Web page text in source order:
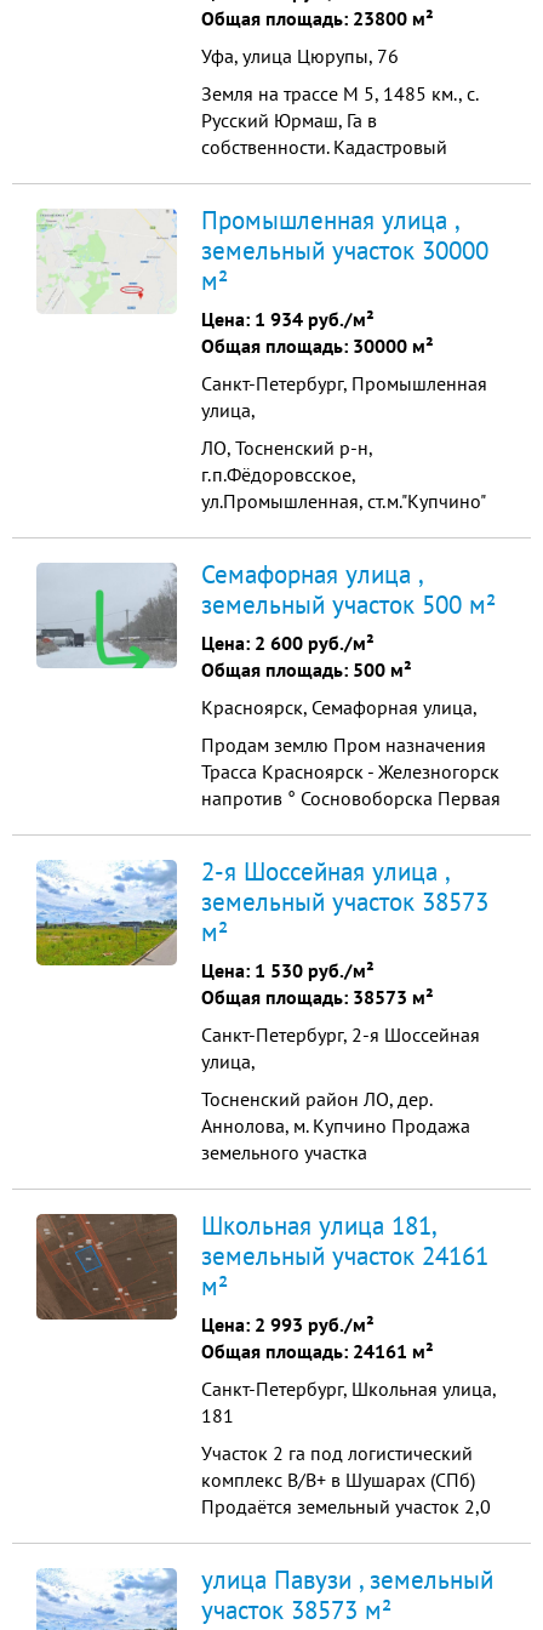
02:36:180701:434 Расстояни...
Общая площадь: 23800 м²
Уфа, улица Цюрупы, 76
Земля на трассе М 5, 1485 км., с.
Русский Юрмаш, Га в
собственности. Кадастровый
Коммуникации: электричество, газ -
200 метров, дорога до участка.
Близость к трассе М 5 (выезд
непосредственно на развязку как в
сторону Самары так и Ч...
Промышленная улица ,
земельный участок 30000
м²
Цена: 1 934 руб./м²
Общая площадь: 30000 м²
Санкт-Петербург, Промышленная
улица,
ЛО, Тосненский р-н,
г.п.Фёдоровсское,
ул.Промышленная, ст.м."Купчино"
Вид права –­ СОБСТВЕННОСТЬ,
физическое лицо. Категория
земель - земли населенных пунктов.
Вид разрешенного использования
объектов 4-5 клас...
Семафорная улица ,
земельный участок 500 м²
Цена: 2 600 руб./м²
Общая площадь: 500 м²
Красноярск, Семафорная улица,
Продам землю Пром назначения
Трасса Красноярск - Железногорск
напротив ° Сосновоборска Первая
кадастровый номер - по телефону
2-я Шоссейная улица ,
земельный участок 38573
м²
Цена: 1 530 руб./м²
Общая площадь: 38573 м²
Санкт-Петербург, 2-я Шоссейная
улица,
Тосненский район ЛО, дер.
Аннолова, м. Купчино Продажа
земельного участка
участка промышленного
назначения, общая площадь -
38573 м2. Все коммуникации по
границе участка: газ, вода, тепло,
канализация. Собственность Физ.
Лица Электричество 150 ...
Школьная улица 181,
земельный участок 24161
м²
Цена: 2 993 руб./м²
Общая площадь: 24161 м²
Санкт-Петербург, Школьная улица,
181
Участок 2 га под логистический
комплекс B/B+ в Шушарах (СПб)
Продаётся земельный участок 2,0
из ключевых логистических
кластеров Санкт‑Петербурга.
улица Павузи , земельный
участок 38573 м²